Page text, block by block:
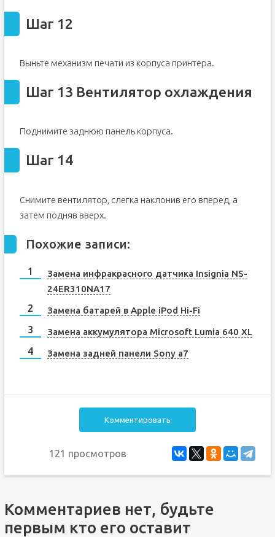
Шаг 12
Выньте механизм печати из корпуса принтера.
Шаг 13 Вентилятор охлаждения
Поднимите заднюю панель корпуса.
Шаг 14
Снимите вентилятор, слегка наклонив его вперед, а
затем подняв вверх.
Похожие записи:
Замена инфракрасного датчика Insignia NS-
24ER310NA17
Замена батарей в Apple iPod Hi-Fi
Замена аккумулятора Microsoft Lumia 640 XL
Замена задней панели Sony a7
Комментировать
121 просмотров
Комментариев нет, будьте
первым кто его оставит